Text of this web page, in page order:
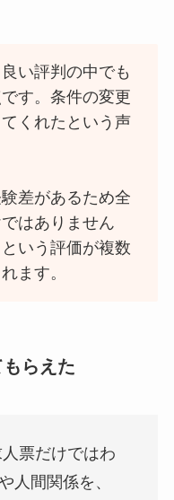
い評判の中でも
す。条件の変更
くれたという声
差があるため全
はありません
いう評価が複数
ます。
らえた
だけではわ
人間関係を、